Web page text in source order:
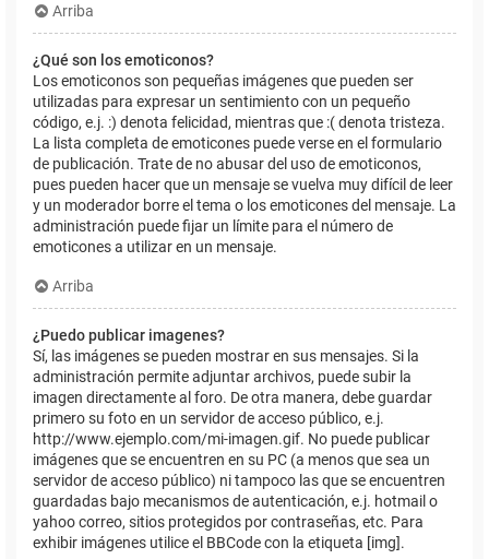
Arriba
¿Qué son los emoticonos?
Los emoticonos son pequeñas imágenes que pueden ser
utilizadas para expresar un sentimiento con un pequeño
código, e.j. :) denota felicidad, mientras que :( denota tristeza.
La lista completa de emoticones puede verse en el formulario
de publicación. Trate de no abusar del uso de emoticonos,
pues pueden hacer que un mensaje se vuelva muy difícil de leer
y un moderador borre el tema o los emoticones del mensaje. La
administración puede fijar un límite para el número de
emoticones a utilizar en un mensaje.
Arriba
¿Puedo publicar imagenes?
Sí, las imágenes se pueden mostrar en sus mensajes. Si la
administración permite adjuntar archivos, puede subir la
imagen directamente al foro. De otra manera, debe guardar
primero su foto en un servidor de acceso público, e.j.
http://www.ejemplo.com/mi-imagen.gif. No puede publicar
imágenes que se encuentren en su PC (a menos que sea un
servidor de acceso público) ni tampoco las que se encuentren
guardadas bajo mecanismos de autenticación, e.j. hotmail o
yahoo correo, sitios protegidos por contraseñas, etc. Para
exhibir imágenes utilice el BBCode con la etiqueta [img].